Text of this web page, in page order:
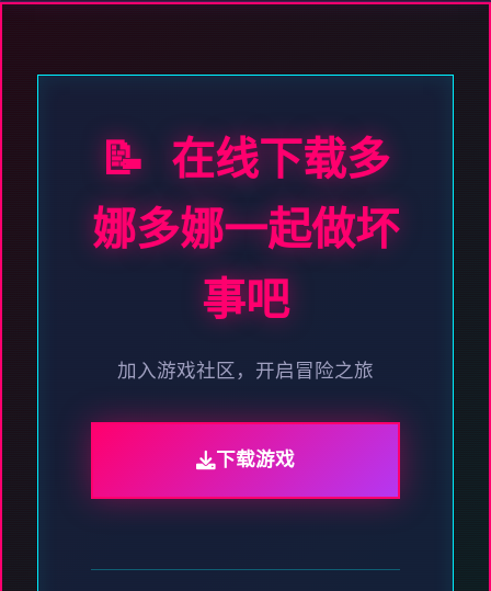
📝 在线下载多
娜多娜一起做坏
事吧
加入游戏社区，开启冒险之旅
下载游戏